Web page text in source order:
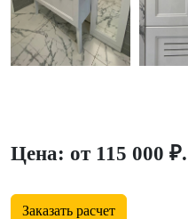
Цена: от 115 000 ₽.
Заказать расчет